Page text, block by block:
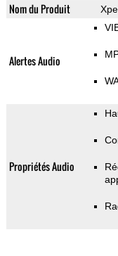
Nom du Produit
Alertes Audio
Propriétés Audio